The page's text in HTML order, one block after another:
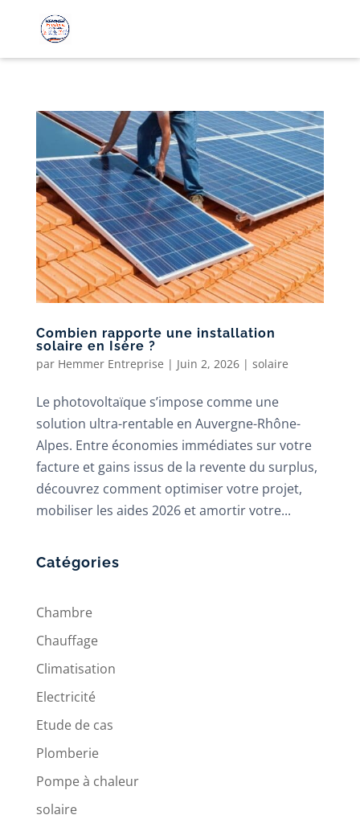
Combien rapporte une installation
solaire en Isère ?
par Hemmer Entreprise | Juin 2, 2026| solaire
Le photovoltaïque s’impose comme une
solution ultra-rentable en Auvergne-Rhône-
Alpes. Entre économies immédiates sur votre
facture et gains issus de la revente du surplus,
découvrez comment optimiser votre projet,
mobiliser les aides 2026 et amortir votre...
Catégories
Chambre
Chauffage
Climatisation
Electricité
Etude de cas
Plomberie
Pompe à chaleur
solaire